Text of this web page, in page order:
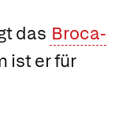
das Broca-
ist er für